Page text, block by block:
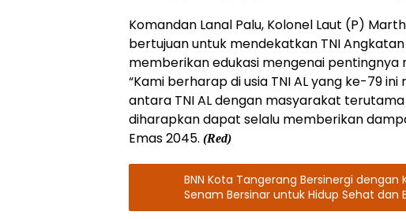
Komandan Lanal Palu, Kolonel Laut (P)
bertujuan untuk mendekatkan TNI
memberikan edukasi mengenai pentingnya
“Kami berharap di usia TNI AL yang ke-79
antara TNI AL dengan masyarakat
diharapkan dapat selalu memberikan
Emas 2045. (Red)
BNN Kota Tangerang Bersinergi
Senam Bersinar untuk Hidup Sehat dan